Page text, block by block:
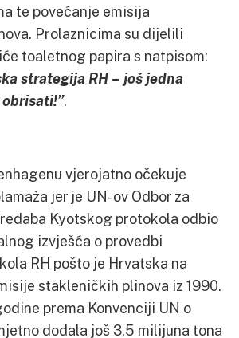
te povećanje emisija
Prolaznicima su dijelili
toaletnog papira s natpisom:
strategija RH – još jedna
.
vjerojatno očekuje
jer je UN-ov Odbor za
Kyotskog protokola odbio
izvješća o provedbi
RH pošto je Hrvatska na
stakleničkih plinova iz 1990.
prema Konvenciji UN o
dodala još 3,5 milijuna tona